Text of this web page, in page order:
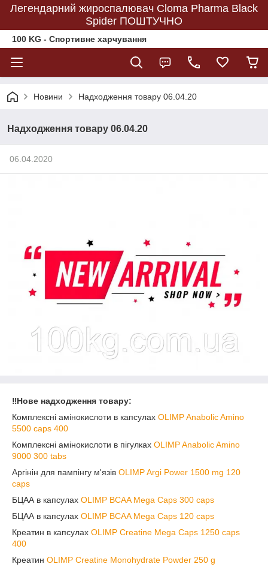
Легендарний жироспалювач Cloma Pharma Black
Spider ПОШТУЧНО
100 KG - Спортивне харчування
Новини Надходження товару 06.04.20
Надходження товару 06.04.20
06.04.2020
‼️Нове надходження товару:
Комплексні амінокислоти в капсулах OLIMP Anabolic Amino
5500 caps 400
Комплексні амінокислоти в пігулках OLIMP Anabolic Amino
9000 300 tabs
Аргінін для пампінгу м'язів OLIMP Argi Power 1500 mg 120
caps
БЦАА в капсулах OLIMP BCAA Mega Caps 300 caps
БЦАА в капсулах OLIMP BCAA Mega Caps 120 caps
Креатин в капсулах OLIMP Creatine Mega Caps 1250 caps
400
Креатин OLIMP Creatine Monohydrate Powder 250 g